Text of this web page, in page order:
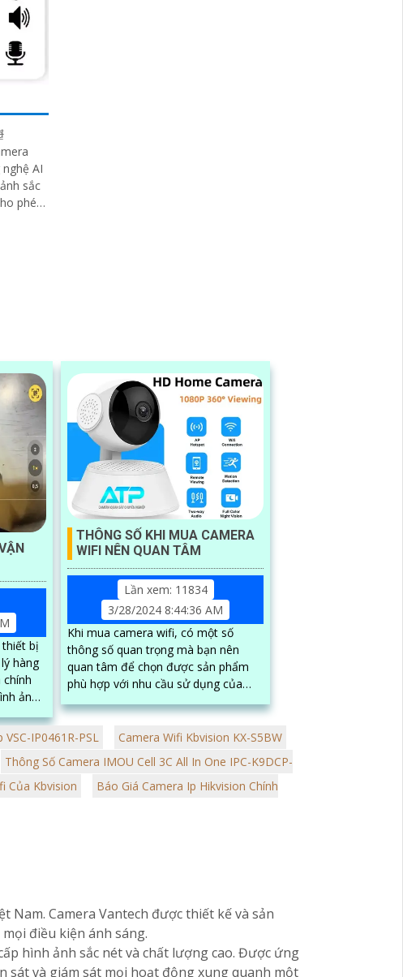
AI
phép
thiết bị
hàng
an...
THÔNG SỐ KHI MUA CAMERA
WIFI NÊN QUAN TÂM
Lần xem: 11834
3/28/2024 8:44:36 AM
Khi mua camera wifi, có một số
thông số quan trọng mà bạn nên
quan tâm để chọn được sản phẩm
phù hợp với nhu cầu sử dụng của
cần lưu ý:
1
IP0461R-PSL
Camera Wifi Kbvision KX-S5BW
Thông Số Camera IMOU Cell 3C All In One IPC-K9DCP-
Của Kbvision
Báo Giá Camera Ip Hikvision Chính
Nam. Camera Vantech được thiết kế và sản
điều kiện ánh sáng.
hình ảnh sắc nét và chất lượng cao. Được ứng
sát và giám sát mọi hoạt động xung quanh một